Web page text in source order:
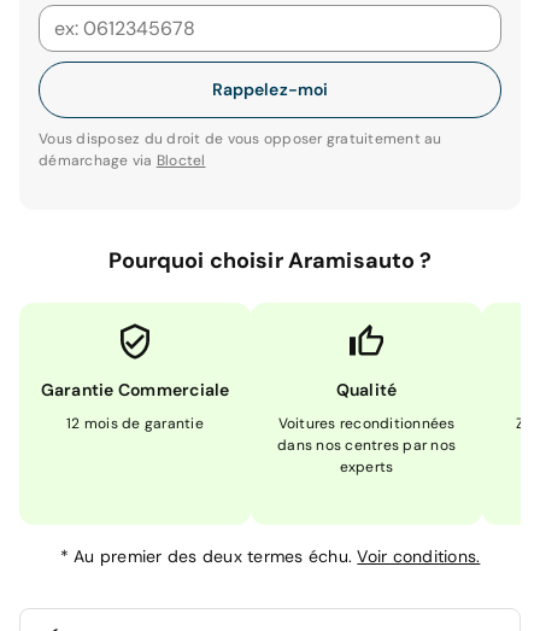
Rappelez-moi
Vous disposez du droit de vous opposer gratuitement au
démarchage via Bloctel
Pourquoi choisir Aramisauto ?
Garantie Commerciale
12 mois de garantie
Qualité
Voitures reconditionnées
dans nos centres par nos
experts
*Au premier des deux termes échu.Voir conditions.